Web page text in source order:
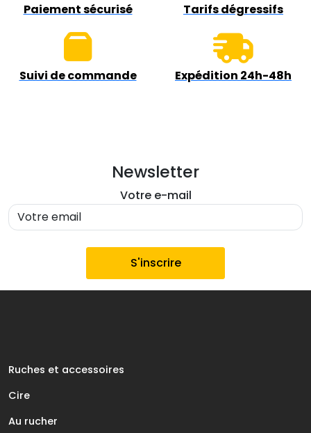
Paiement sécurisé Tarifs dégressifs
Suivi de commande Expédition 24h-48h
Newsletter
Votre e-mail
Ruches et accessoires
Cire
Au rucher